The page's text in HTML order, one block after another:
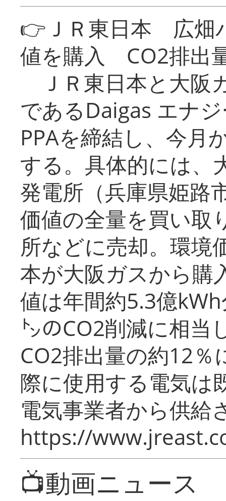
👉ＪＲ東日本 広畑
値を購入 CO2排出
ＪＲ東日本と大阪
であるDaigas エナ
PPAを締結し、今月
する。具体的には、
発電所（兵庫県姫路
価値の全量を買い取
所などに売却。環境
本が大阪ガスから購
値は年間約5.3億
㌧のCO2削減に相当
CO2排出量の約12％
際に使用する電気は
電気事業者から供給
https://
📺動画ニュース